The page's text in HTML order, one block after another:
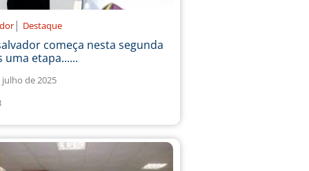
| Destaque
começa nesta segunda
uma etapa......
julho de 2025